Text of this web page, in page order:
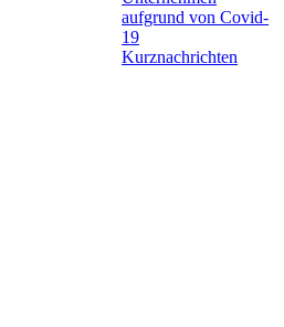
aufgrund von Covid-
19
Kurznachrichten